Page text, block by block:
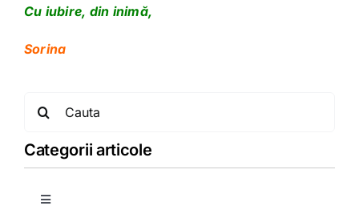
Cu iubire, din inimă,
Sorina
Categorii articole
Toggle